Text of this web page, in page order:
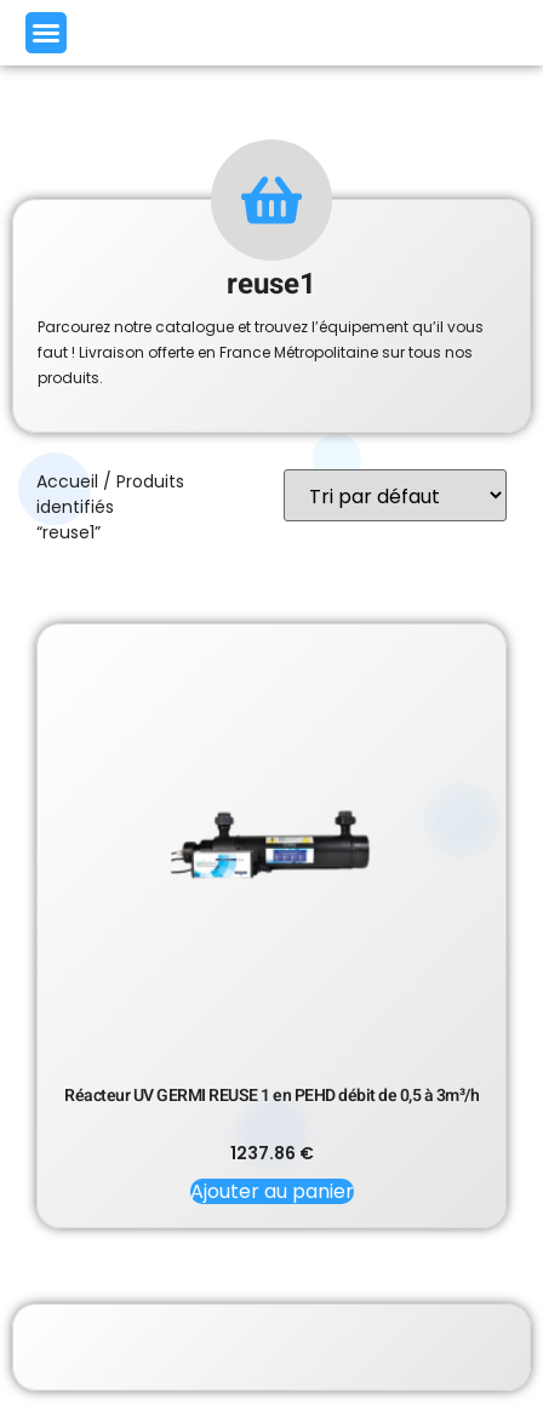
reuse1
Parcourez notre catalogue et trouvez l’équipement qu’il vous
faut ! Livraison offerte en France Métropolitaine sur tous nos
produits.
Accueil / Produits
identifiés
“reuse1”
Réacteur UV GERMI REUSE 1 en PEHD débit de 0,5 à 3m³/h
1237.86 €
Ajouter au panier